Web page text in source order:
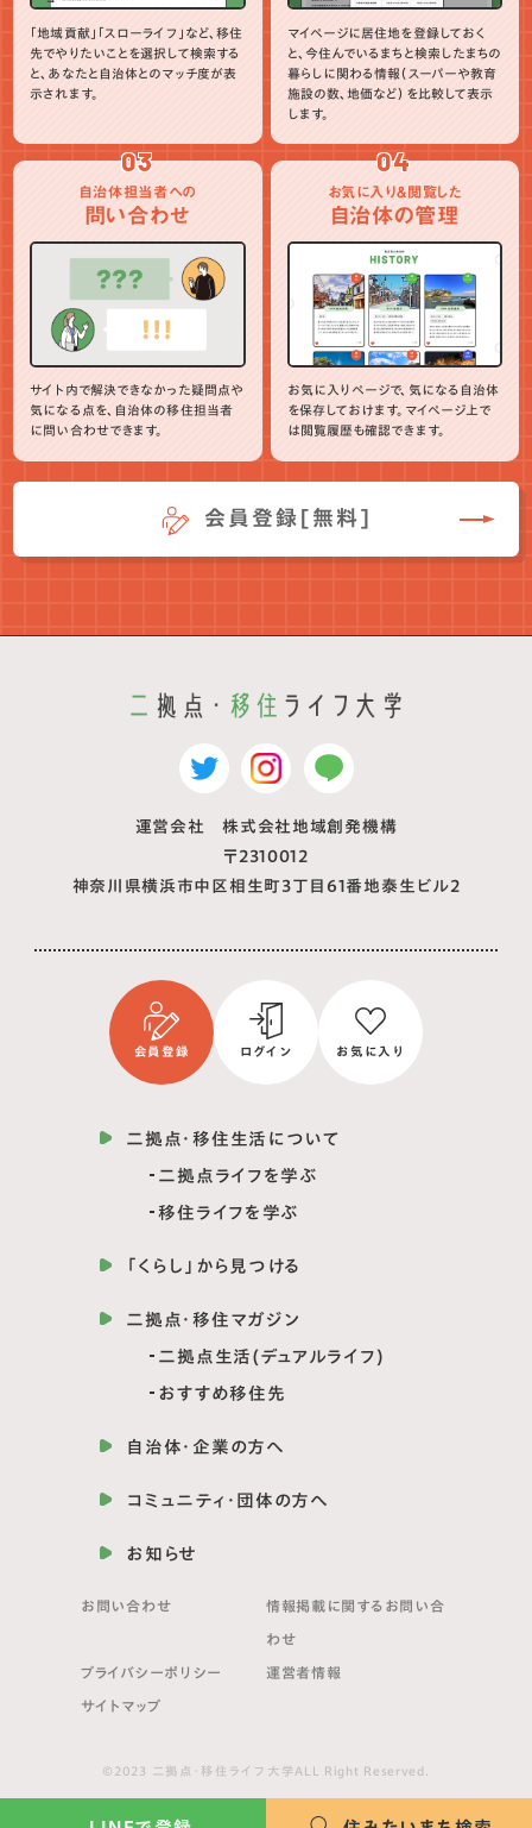
「地域貢献」「スローライフ」など、移住
先でやりたいことを選択して検索する
と、あなたと自治体とのマッチ度が表
示されます。
マイページに居住地を登録しておく
と、今住んでいるまちと検索したまちの
暮らしに関わる情報（スーパーや教育
施設の数、地価など）を比較して表示
します。
03
自治体担当者への
問い合わせ
サイト内で解決できなかった疑問点や
気になる点を、自治体の移住担当者
に問い合わせできます。
04
お気に入り＆閲覧した
自治体の管理
お気に入りページで、気になる自治体
を保存しておけます。マイページ上で
は閲覧履歴も確認できます。
会員登録[無料]
運営会社 株式会社地域創発機構
〒2310012
神奈川県横浜市中区相生町3丁目61番地泰生ビル2
会員登録 ログイン お気に入り
二拠点・移住生活について
二拠点ライフを学ぶ
移住ライフを学ぶ
「くらし」から見つける
二拠点・移住マガジン
二拠点生活(デュアルライフ)
おすすめ移住先
自治体・企業の方へ
コミュニティ・団体の方へ
お知らせ
お問い合わせ 情報掲載に関する お問い合
わせ
プライバシーポリシー 運営者情報
サイトマップ
©2023 二拠点・移住ライフ大学ALL Right Reserved.